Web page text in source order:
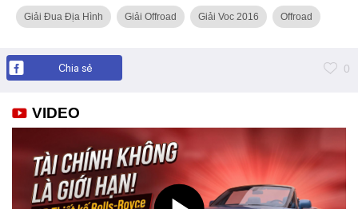
Giải Đua Địa Hình Giải Offroad Giải Voc 2016 Offroad
Chia sẻ 0
VIDEO